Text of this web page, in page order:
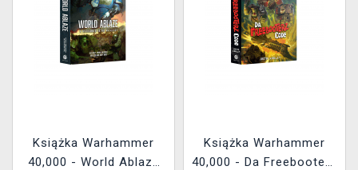
Książka Warhammer
40,000 - World Ablaze
Książka Warhammer
40,000 - Da Freebooterz